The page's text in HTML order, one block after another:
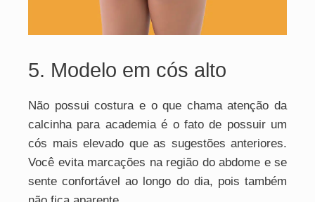
5. Modelo em cós alto
Não possui costura e o que chama atenção da
calcinha para academia é o fato de possuir um
cós mais elevado que as sugestões anteriores.
Você evita marcações na região do abdome e se
sente confortável ao longo do dia, pois também